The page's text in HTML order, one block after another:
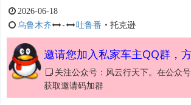
2026-06-18
乌鲁木齐
- 吐鲁番 ・ 托克逊
邀请您加入私家车主QQ群，
关注公众号：风云行天下。在公众
获取邀请码加群